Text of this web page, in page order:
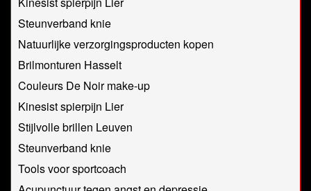
Steunverband knie
Natuurlijke verzorgingsproducten kopen
Brilmonturen Hasselt
Couleurs De Noir make-up
Kinesist spierpijn Lier
Stijlvolle brillen Leuven
Steunverband knie
Tools voor sportcoach